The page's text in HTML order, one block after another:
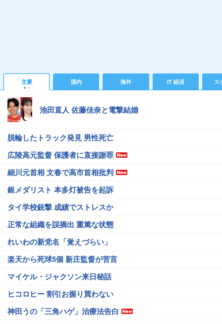
主要 国内 海外 IT 経済 ス
池田直人 佐藤佳奈と電撃結婚
脱輪したトラック発見 男性死亡
広陵高元監督 保護者に直接謝罪
細川元首相 文春で高市首相批判
銀メダリスト 本多灯被告を起訴
タイ学校銃撃 成績でストレスか
正常な組織を誤摘出 重篤な状態
れいわの新党名「覚えづらい」
楽天から死球5個 新庄監督が苦言
マイケル・ジャクソン来日秘話
ヒコロヒー 割引お握り買わない
神田うの「三角ハゲ」治療法告白